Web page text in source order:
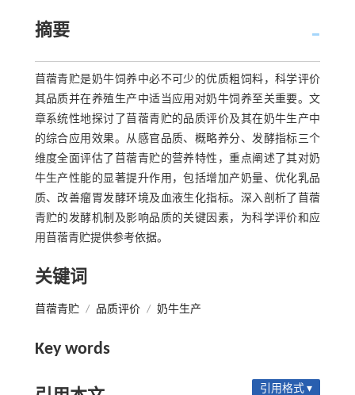
摘要
苜蓿青贮是奶牛饲养中必不可少的优质粗饲料，科学评价
其品质并在养殖生产中适当应用对奶牛饲养至关重要。文
章系统性地探讨了苜蓿青贮的品质评价及其在奶牛生产中
的综合应用效果。从感官品质、概略养分、发酵指标三个
维度全面评估了苜蓿青贮的营养特性，重点阐述了其对奶
牛生产性能的显著提升作用，包括增加产奶量、优化乳品
质、改善瘤胃发酵环境及血液生化指标。深入剖析了苜蓿
青贮的发酵机制及影响品质的关键因素，为科学评价和应
用苜蓿青贮提供参考依据。
关键词
苜蓿青贮 / 品质评价 / 奶牛生产
Key words
引用格式 ▾